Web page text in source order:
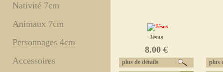
Nativité 7cm
Animaux 7cm
Personnages 4cm
Accessoires
Jésus
8.00 €
plus de détails
plus